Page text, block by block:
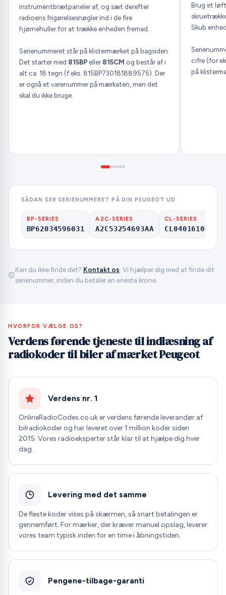
instrumentbrætpaneler af, og sæt derefter
radioens frigørelsesnøgler ind i de fire
hjørnehuller for at trække enheden fremad.
Serienummeret står på klistermærket på bagsiden.
Det starter med 815BPeller815CM og består af i
alt ca. 18 tegn (f.eks. 815BP730181889575). Der
er også et varenummer på mærkaten, men det
skal du ikke bruge.
Brug et
Skub
cifre (for
på
SÅDAN SER SERIENUMMERET PÅ DIN PEUGEOT UD
BP-SERIES
BP62034596031
A2C-SERIES
A2C53254693AA
CL-SERIES
Kan du ikke finde det? Kontakt os . Vi hjælper dig med at finde dit
serienummer, inden du betaler en eneste krone.
HVORFOR VÆLGE OS?
Verdens førende tjeneste til indlæsning af
radiokoder til biler af mærket Peugeot
Verdens nr. 1
OnlineRadioCodes.co.uk er verdens førende leverandør af
bilradiokoder og har leveret over 1 million koder siden
2015. Vores radioeksperter står klar til at hjælpe dig hver
dag.
Levering med det samme
De fleste koder vises på skærmen, så snart betalingen er
gennemført. For mærker, der kræver manuel opslag, leverer
vores team typisk inden for en time i åbningstiden.
Pengene-tilbage-garanti